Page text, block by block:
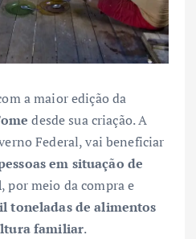
a maior edição da
desde sua criação. A
Federal, vai beneficiar
em situação de
, por meio da compra e
toneladas de alimentos
familiar.